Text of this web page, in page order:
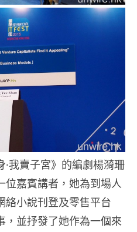
我賣子宮》的編劇楊漪珊
位嘉賓講者，她為到場人
絡小說刊登及零售平台
，並抒發了她作為一個來